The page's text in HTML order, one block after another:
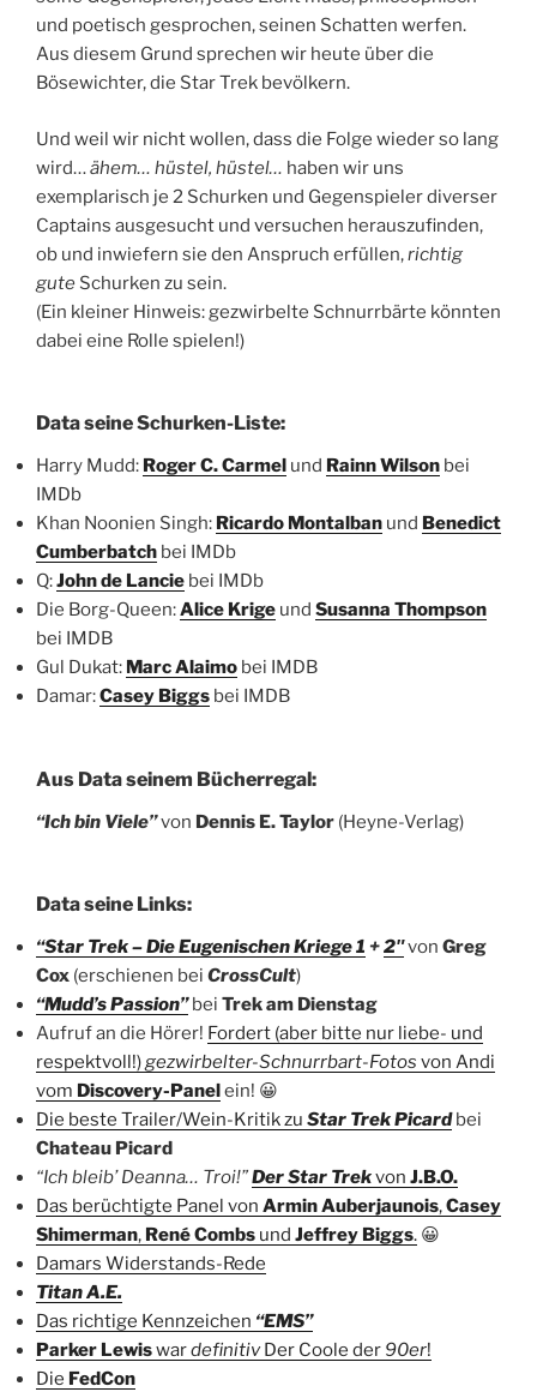
und poetisch gesprochen, seinen Schatten werfen.
Aus diesem Grund sprechen wir heute über die
Bösewichter, die Star Trek bevölkern.
Und weil wir nicht wollen, dass die Folge wieder so lang
wird…ähem… hüstel, hüstel… haben wir uns
exemplarisch je 2 Schurken und Gegenspieler diverser
Captains ausgesucht und versuchen herauszufinden,
ob und inwiefern sie den Anspruch erfüllen,richtig
gute Schurken zu sein.
(Ein kleiner Hinweis: gezwirbelte Schnurrbärte könnten
dabei eine Rolle spielen!)
Data seine Schurken-Liste:
Harry Mudd: Roger C. Carmel und Rainn Wilson bei
IMDb
Khan Noonien Singh: Ricardo Montalban und Benedict
Cumberbatch bei IMDb
Q:John de Lancie bei IMDb
Die Borg-Queen:Alice Krige und Susanna Thompson
bei IMDB
Gul Dukat: Marc Alaimo bei IMDB
Damar:Casey Biggs bei IMDB
Aus Data seinem Bücherregal:
“Ich bin Viele”von Dennis E. Taylor (Heyne-Verlag)
Data seine Links:
“Star Trek – Die Eugenischen Kriege 1 +2″von Greg
Cox (erschienen bei CrossCult)
“Mudd’s Passion”bei Trek am Dienstag
Aufruf an die Hörer! Fordert (aber bitte nur liebe- und
respektvoll!)gezwirbelter-Schnurrbart-Fotos von Andi
vom Discovery-Panelein! 😀
Die beste Trailer/Wein-Kritik zu Star Trek Picardbei
Chateau Picard
“Ich bleib’ Deanna… Troi!”Der Star Trekvon J.B.O.
Das berüchtigte Panel von Armin Auberjaunois,Casey
Shimerman, René Combs und Jeffrey Biggs. 😀
Damars Widerstands-Rede
Titan A.E.
Das richtige Kennzeichen “EMS”
Parker LewiswardefinitivDer Coole der 90er!
Die FedCon